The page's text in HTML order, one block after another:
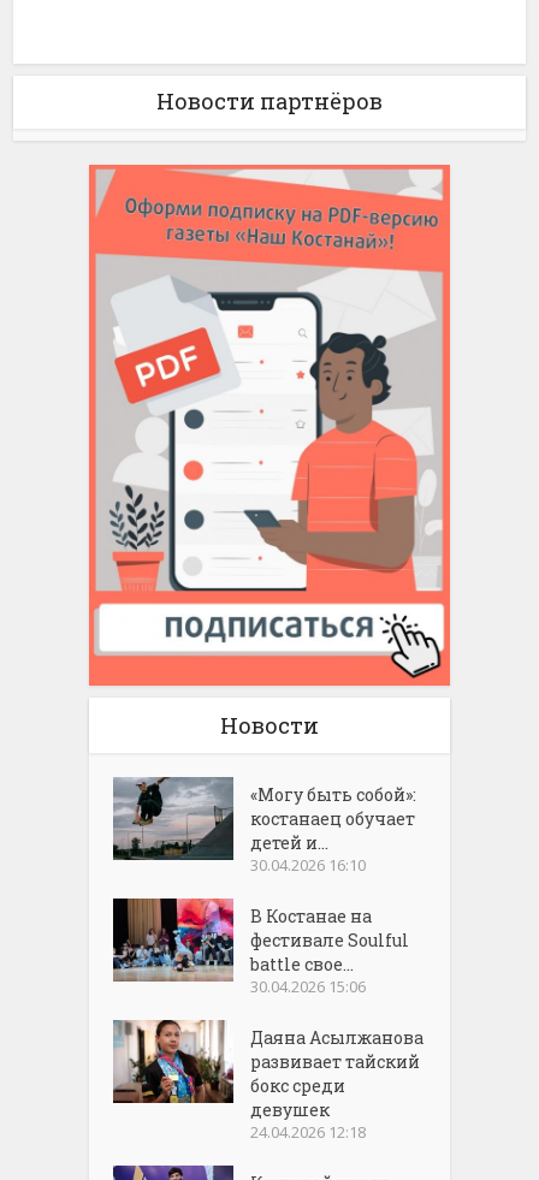
Новости партнёров
Новости
«Могу быть собой»:
костанаец обучает
детей и...
30.04.2026 16:10
В Костанае на
фестивале Soulful
battle свое...
30.04.2026 15:06
Даяна Асылжанова
развивает тайский
бокс среди
девушек
24.04.2026 12:18